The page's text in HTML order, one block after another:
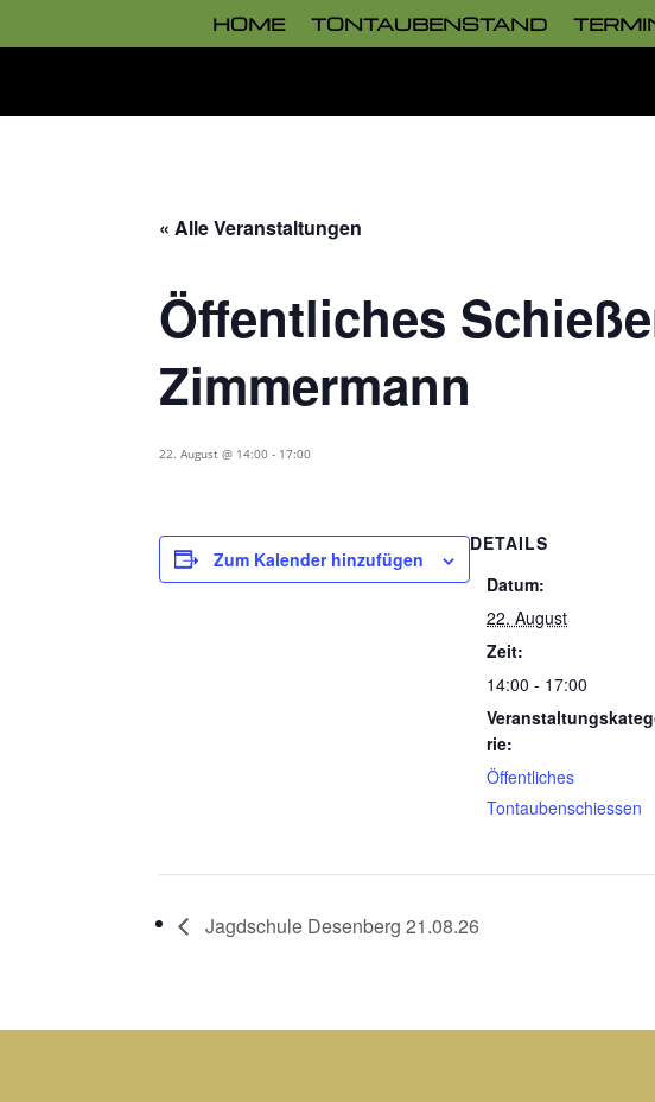
HOME TONTAUBENSTAND
« Alle Veranstaltungen
Öffentliches
Zimmermann
22. August @ 14:00 - 17:00
Zum Kalender hinzufügen
DETAILS
Datum:
22. August
Zeit:
14:00 - 17:00
rie:
Öffentliches
Tontaubenschiessen
Jagdschule Desenberg 21.08.26